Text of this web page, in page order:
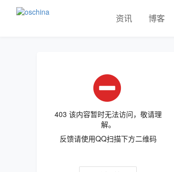
资讯 博客
403 该内容暂时无法访问，敬请理
解。
反馈请使用QQ扫描下方二维码